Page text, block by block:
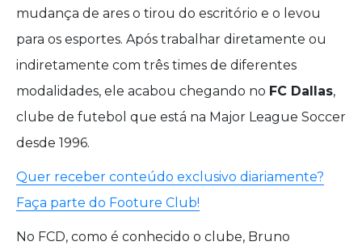
mudança de ares o tirou do escritório e o levou
para os esportes. Após trabalhar diretamente ou
indiretamente com três times de diferentes
modalidades, ele acabou chegando no FC Dallas,
clube de futebol que está na Major League Soccer
desde 1996.
Quer receber conteúdo exclusivo diariamente?
Faça parte do Footure Club!
No FCD, como é conhecido o clube, Bruno